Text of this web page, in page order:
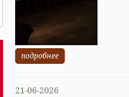
подробнее
21-06-2026